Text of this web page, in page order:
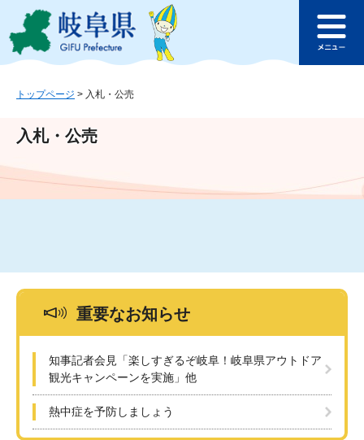
ジ
ュ
文
このページの本文へ
ュ
トップページ > 入札・公売
入札・公売
重要なお知らせ
知事記者会見「楽しすぎるぞ岐阜！岐阜県アウトドア
観光キャンペーンを実施」他
熱中症を予防しましょう